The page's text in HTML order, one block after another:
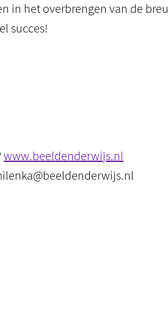
in het overbrengen van de
succes!
www.beeldenderwijs.nl